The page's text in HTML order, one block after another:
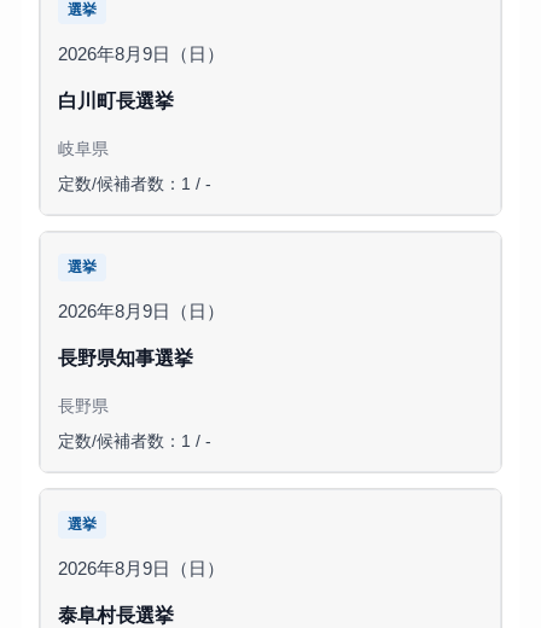
選挙
2026年8月9日（日）
白川町長選挙
岐阜県
定数/候補者数：1 / -
選挙
2026年8月9日（日）
長野県知事選挙
長野県
定数/候補者数：1 / -
選挙
2026年8月9日（日）
泰阜村長選挙